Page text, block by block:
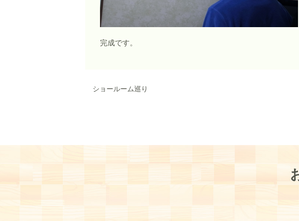
完成です。
ショールーム巡り